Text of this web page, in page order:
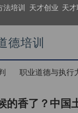
培训 天才创业 天才
德培训
职业道德与执行
的香了？中国